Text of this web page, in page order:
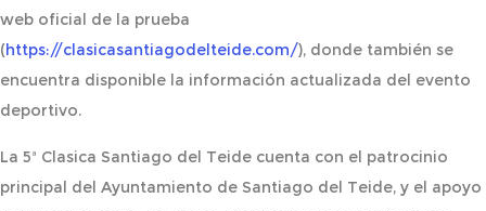
web oficial de la prueba
(https://clasicasantiagodelteide.com/), donde también se
encuentra disponible la información actualizada del evento
deportivo.
La 5ª Clasica Santiago del Teide cuenta con el patrocinio
principal del Ayuntamiento de Santiago del Teide, y el apoyo